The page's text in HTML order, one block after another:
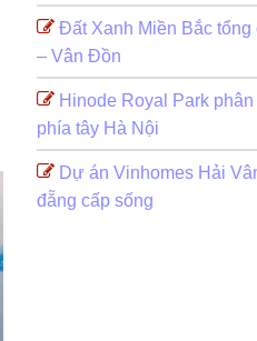
Đất Xanh Miền Bắc
– Vân Đồn
Hinode Royal Park
phía tây Hà Nội
Dự án Vinhomes Hải
đẵng cấp sống